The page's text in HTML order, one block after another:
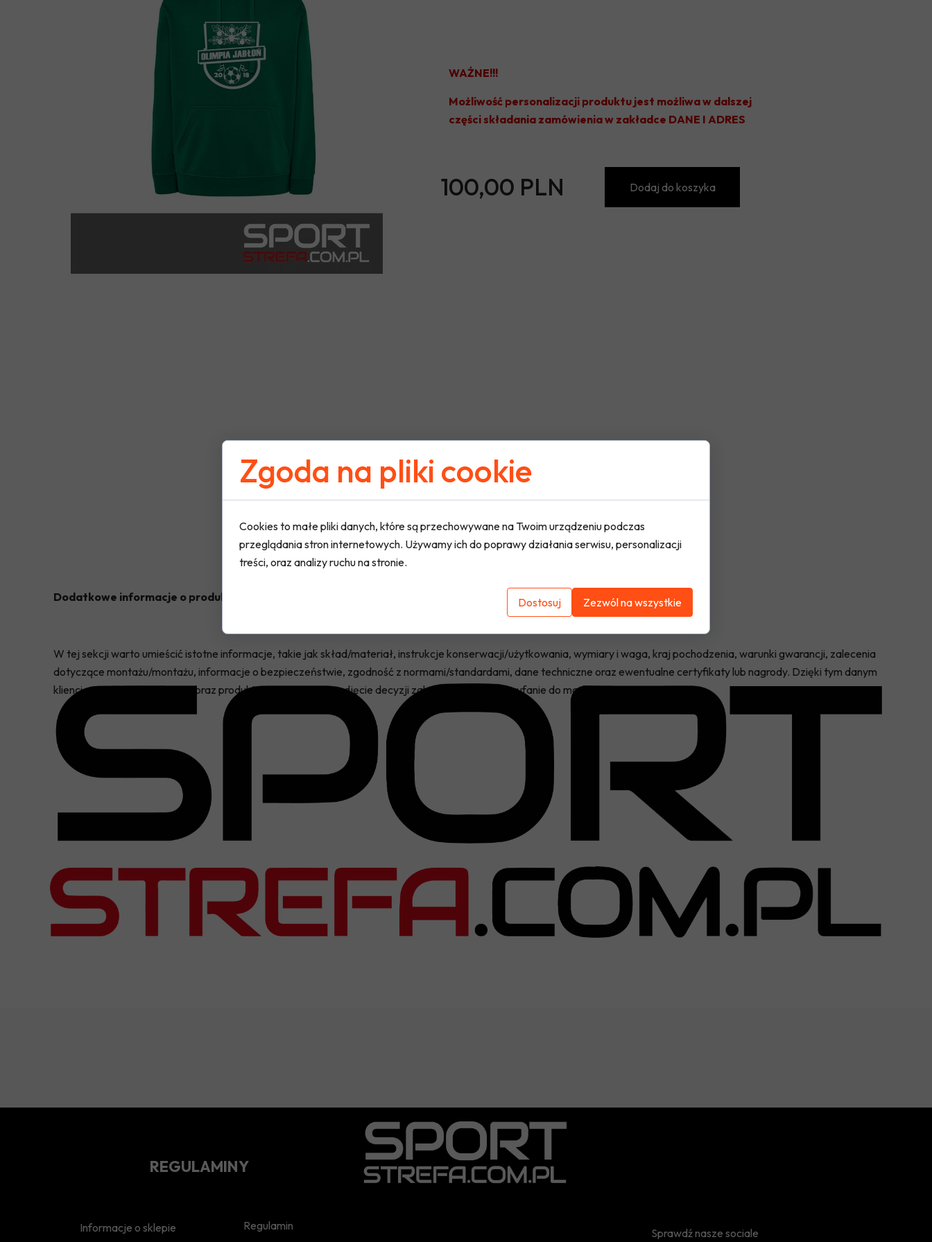
VICTORIA GŁOSKÓW
UKS KĄTY
Dodaj do koszyka
WAŻNE!!!
Możliwość personalizacji produktu jest możliwa w dalszej
części składania zamówienia w zakładce DANE I ADRES
100,00 PLN
Dodatkowe informacje o produkcie
W tej sekcji warto umieścić istotne informacje, takie jak skład/materiał, instrukcje konserwacji/użytkowania, wymiary i waga, kraj pochodzenia, warunki gwarancji, zalecenia
dotyczące montażu/montażu, informacje o bezpieczeństwie, zgodność z normami/standardami, dane techniczne oraz ewentualne certyfikaty lub nagrody. Dzięki tym danym
klienci otrzymują kompletny obraz produktu, co ułatwia im podjęcie decyzji zakupowej i buduje zaufanie do marki.
Sprawdź nasze sociale
REGULAMINY
Regulamin
Informacje o sklepie
Zgoda na pliki cookie
Cookies to małe pliki danych, które są przechowywane na Twoim urządzeniu podczas
przeglądania stron internetowych. Używamy ich do poprawy działania serwisu, personalizacji
treści, oraz analizy ruchu na stronie.
Dostosuj Zezwól na wszystkie